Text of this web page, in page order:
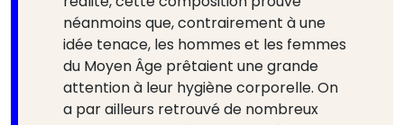
néanmoins que, contrairement à une
idée tenace, les hommes et les femmes
du Moyen Âge prêtaient une grande
attention à leur hygiène corporelle. On
a par ailleurs retrouvé de nombreux